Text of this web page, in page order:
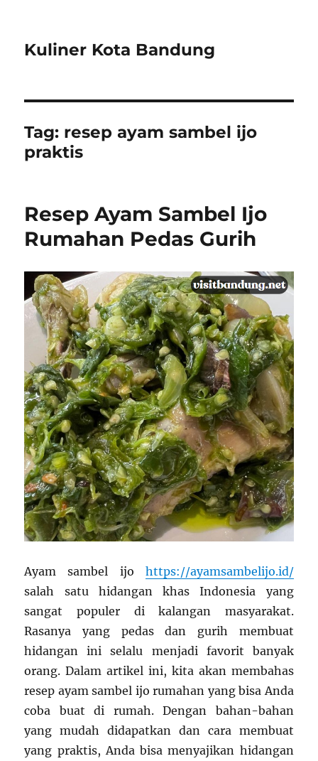
Kuliner Kota Bandung
Tag: resep ayam sambel ijo
praktis
Resep Ayam Sambel Ijo
Rumahan Pedas Gurih
Ayam sambel ijo https://ayamsambelijo.id/
salah satu hidangan khas Indonesia yang
sangat populer di kalangan masyarakat.
Rasanya yang pedas dan gurih membuat
hidangan ini selalu menjadi favorit banyak
orang. Dalam artikel ini, kita akan membahas
resep ayam sambel ijo rumahan yang bisa Anda
coba buat di rumah. Dengan bahan-bahan
yang mudah didapatkan dan cara membuat
yang praktis, Anda bisa menyajikan hidangan